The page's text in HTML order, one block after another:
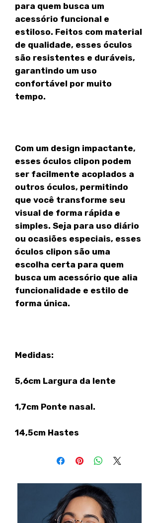
para quem busca um
acessório funcional e
estiloso. Feitos com material
de qualidade, esses óculos
são resistentes e duráveis,
garantindo um uso
confortável por muito
tempo.
Com um design impactante,
esses óculos clipon podem
ser facilmente acoplados a
outros óculos, permitindo
que você transforme seu
visual de forma rápida e
simples. Seja para uso diário
ou ocasiões especiais, esses
óculos clipon são uma
escolha certa para quem
busca um acessório que alia
funcionalidade e estilo de
forma única.
Medidas:
5,6cm Largura da lente
1,7cm Ponte nasal.
14,5cm Hastes